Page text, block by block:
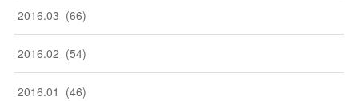
2016.03 (66)
2016.02 (54)
2016.01 (46)